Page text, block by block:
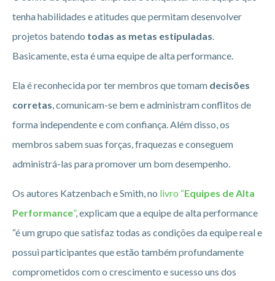
tenha habilidades e atitudes que permitam desenvolver
projetos batendo todas as metas estipuladas.
Basicamente, esta é uma equipe de alta performance.
Ela é reconhecida por ter membros que tomam decisões
corretas, comunicam-se bem e administram conflitos de
forma independente e com confiança. Além disso, os
membros sabem suas forças, fraquezas e conseguem
administrá-las para promover um bom desempenho.
Os autores Katzenbach e Smith, no livro “Equipes de Alta
Performance”, explicam que a equipe de alta performance
“é um grupo que satisfaz todas as condições da equipe real e
possui participantes que estão também profundamente
comprometidos com o crescimento e sucesso uns dos